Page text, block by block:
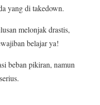
yang di takedown.
melonjak drastis,
belajar ya!
beban pikiran, namun